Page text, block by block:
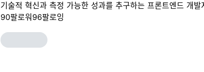
기술적 혁신과 측정 가능한 성과를 추구하는 프론트엔드 개발
90팔로워 96팔로잉